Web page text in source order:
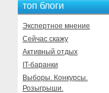
топ блоги
Экспертное мнение
Сейчас скажу
Активный отдых
IT-баранки
Выборы. Конкурсы.
Розыгрыши.